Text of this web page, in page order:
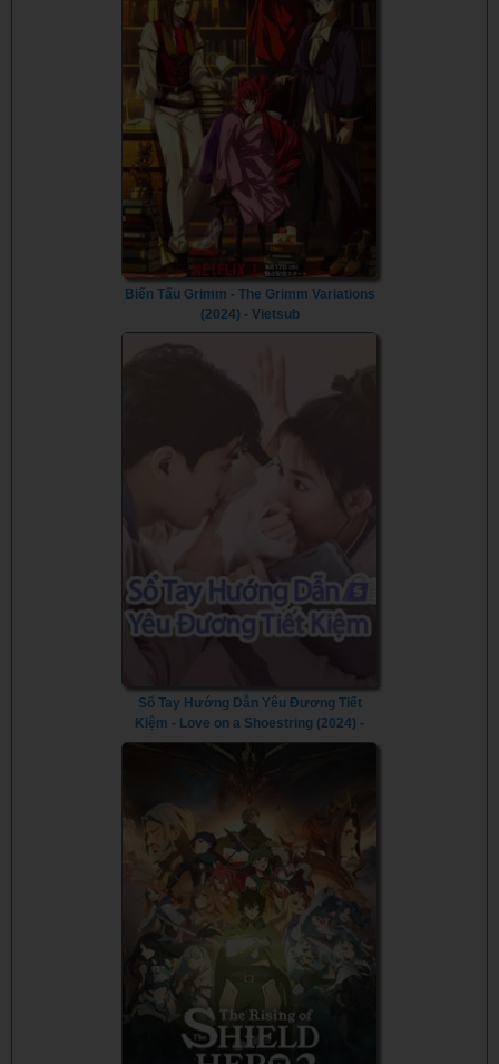
Biến Tấu Grimm - The Grimm Variations
(2024) - Vietsub
Sổ Tay Hướng Dẫn Yêu Đương Tiết
Kiệm - Love on a Shoestring (2024) -
Vietsub